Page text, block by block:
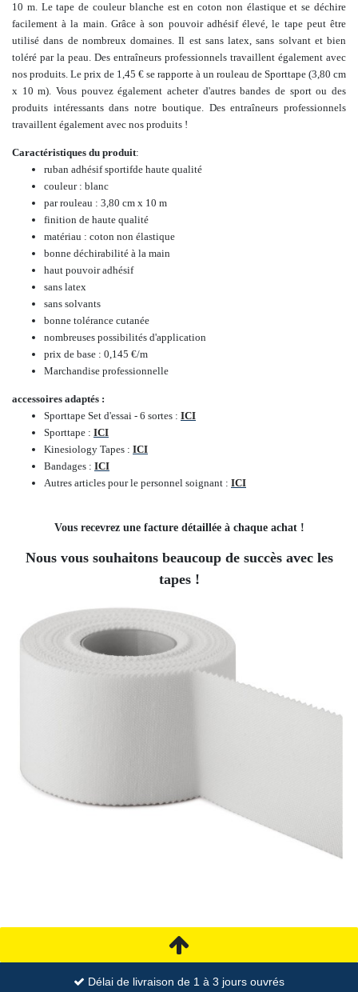
10 m. Le tape de couleur blanche est en coton non élastique et se déchire
facilement à la main. Grâce à son pouvoir adhésif élevé, le tape peut être
utilisé dans de nombreux domaines. Il est sans latex, sans solvant et bien
toléré par la peau. Des entraîneurs professionnels travaillent également avec
nos produits. Le prix de 1,45 € se rapporte à un rouleau de Sporttape (3,80 cm
x 10 m). Vous pouvez également acheterd'autres bandes de sport ou des
produits intéressantsdans notre boutique.Des entraîneurs professionnels
travaillent également avec nos produits !
Caractéristiques du produit:
ruban adhésif sportifde haute qualité
couleur : blanc
par rouleau : 3,80 cm x 10 m
finition de haute qualité
matériau : coton non élastique
bonne déchirabilité à la main
haut pouvoir adhésif
sans latex
sans solvants
bonne tolérance cutanée
nombreuses possibilités d'application
prix de base : 0,145 €/m
Marchandise professionnelle
accessoires adaptés :
Sporttape Set d'essai - 6 sortes : ICI
Sporttape : ICI
Kinesiology Tapes : ICI
Bandages : ICI
Autres articles pour le personnel soignant : ICI
Vous recevrez une facture détaillée à chaque achat !
Nous vous souhaitons beaucoup de succès avec les
tapes !
Délai de livraison de 1 à 3 jours ouvrés